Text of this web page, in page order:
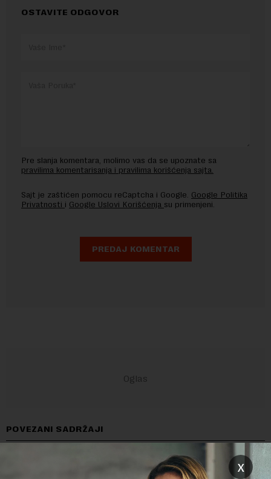
OSTAVITE ODGOVOR
Pre slanja komentara, molimo vas da se upoznate sa
pravilima komentarisanja i pravilima korišćenja sajta.
Sajt je zaštićen pomocu reCaptcha i Google. Google Politika
Privatnosti i Google Uslovi Korišćenja su primenjeni.
POVEZANI SADRŽAJI
x